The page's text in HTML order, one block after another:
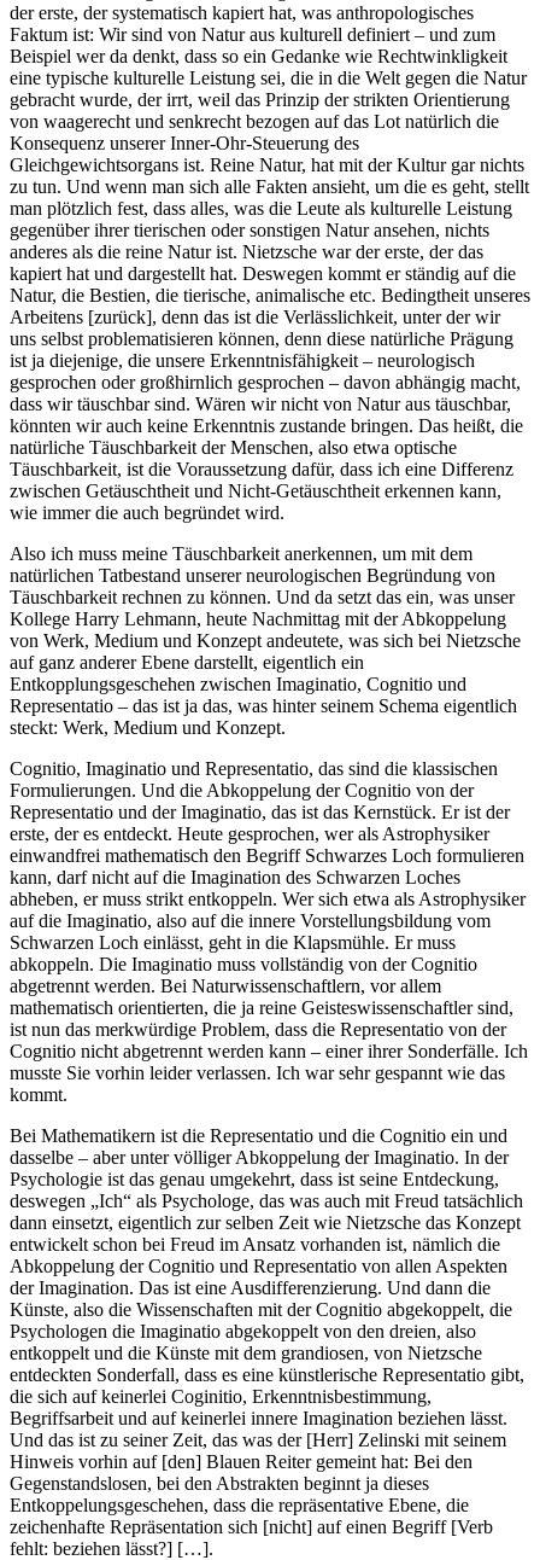
der erste, der systematisch kapiert hat, was anthropologisches
Faktum ist: Wir sind von Natur aus kulturell definiert – und zum
Beispiel wer da denkt, dass so ein Gedanke wie Rechtwinkligkeit
eine typische kulturelle Leistung sei, die in die Welt gegen die Natur
gebracht wurde, der irrt, weil das Prinzip der strikten Orientierung
von waagerecht und senkrecht bezogen auf das Lot natürlich die
Konsequenz unserer Inner-Ohr-Steuerung des
Gleichgewichtsorgans ist. Reine Natur, hat mit der Kultur gar nichts
zu tun. Und wenn man sich alle Fakten ansieht, um die es geht, stellt
man plötzlich fest, dass alles, was die Leute als kulturelle Leistung
gegenüber ihrer tierischen oder sonstigen Natur ansehen, nichts
anderes als die reine Natur ist. Nietzsche war der erste, der das
kapiert hat und dargestellt hat. Deswegen kommt er ständig auf die
Natur, die Bestien, die tierische, animalische etc. Bedingtheit unseres
Arbeitens [zurück], denn das ist die Verlässlichkeit, unter der wir
uns selbst problematisieren können, denn diese natürliche Prägung
ist ja diejenige, die unsere Erkenntnisfähigkeit – neurologisch
gesprochen oder großhirnlich gesprochen – davon abhängig macht,
dass wir täuschbar sind. Wären wir nicht von Natur aus täuschbar,
könnten wir auch keine Erkenntnis zustande bringen. Das heißt, die
natürliche Täuschbarkeit der Menschen, also etwa optische
Täuschbarkeit, ist die Voraussetzung dafür, dass ich eine Differenz
zwischen Getäuschtheit und Nicht-Getäuschtheit erkennen kann,
wie immer die auch begründet wird.
Also ich muss meine Täuschbarkeit anerkennen, um mit dem
natürlichen Tatbestand unserer neurologischen Begründung von
Täuschbarkeit rechnen zu können. Und da setzt das ein, was unser
Kollege Harry Lehmann, heute Nachmittag mit der Abkoppelung
von Werk, Medium und Konzept andeutete, was sich bei Nietzsche
auf ganz anderer Ebene darstellt, eigentlich ein
Entkopplungsgeschehen zwischen Imaginatio, Cognitio und
Representatio – das ist ja das, was hinter seinem Schema eigentlich
steckt: Werk, Medium und Konzept.
Cognitio, Imaginatio und Representatio, das sind die klassischen
Formulierungen. Und die Abkoppelung der Cognitio von der
Representatio und der Imaginatio, das ist das Kernstück. Er ist der
erste, der es entdeckt. Heute gesprochen, wer als Astrophysiker
einwandfrei mathematisch den Begriff Schwarzes Loch formulieren
kann, darf nicht auf die Imagination des Schwarzen Loches
abheben, er muss strikt entkoppeln. Wer sich etwa als Astrophysiker
auf die Imaginatio, also auf die innere Vorstellungsbildung vom
Schwarzen Loch einlässt, geht in die Klapsmühle. Er muss
abkoppeln. Die Imaginatio muss vollständig von der Cognitio
abgetrennt werden. Bei Naturwissenschaftlern, vor allem
mathematisch orientierten, die ja reine Geisteswissenschaftler sind,
ist nun das merkwürdige Problem, dass die Representatio von der
Cognitio nicht abgetrennt werden kann – einer ihrer Sonderfälle. Ich
musste Sie vorhin leider verlassen. Ich war sehr gespannt wie das
kommt.
Bei Mathematikern ist die Representatio und die Cognitio ein und
dasselbe – aber unter völliger Abkoppelung der Imaginatio. In der
Psychologie ist das genau umgekehrt, dass ist seine Entdeckung,
deswegen „Ich“ als Psychologe, das was auch mit Freud tatsächlich
dann einsetzt, eigentlich zur selben Zeit wie Nietzsche das Konzept
entwickelt schon bei Freud im Ansatz vorhanden ist, nämlich die
Abkoppelung der Cognitio und Representatio von allen Aspekten
der Imagination. Das ist eine Ausdifferenzierung. Und dann die
Künste, also die Wissenschaften mit der Cognitio abgekoppelt, die
Psychologen die Imaginatio abgekoppelt von den dreien, also
entkoppelt und die Künste mit dem grandiosen, von Nietzsche
entdeckten Sonderfall, dass es eine künstlerische Representatio gibt,
die sich auf keinerlei Coginitio, Erkenntnisbestimmung,
Begriffsarbeit und auf keinerlei innere Imagination beziehen lässt.
Und das ist zu seiner Zeit, das was der [Herr] Zelinski mit seinem
Hinweis vorhin auf [den] Blauen Reiter gemeint hat: Bei den
Gegenstandslosen, bei den Abstrakten beginnt ja dieses
Entkoppelungsgeschehen, dass die repräsentative Ebene, die
zeichenhafte Repräsentation sich [nicht] auf einen Begriff [Verb
fehlt: beziehen lässt?] […].